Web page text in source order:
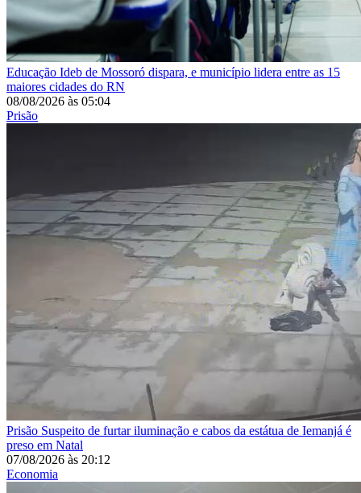
Educação Ideb de Mossoró dispara, e município lidera entre as 15
maiores cidades do RN
08/08/2026 às 05:04
Prisão
Prisão Suspeito de furtar iluminação e cabos da estátua de Iemanjá é
preso em Natal
07/08/2026 às 20:12
Economia